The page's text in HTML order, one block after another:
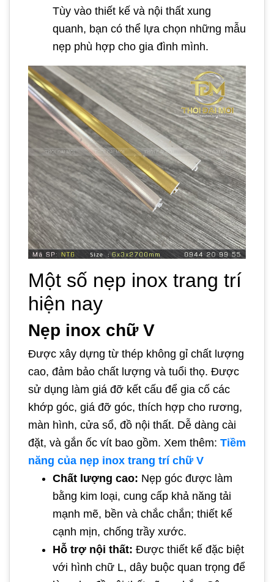
Tùy vào thiết kế và nội thất xung
quanh, bạn có thể lựa chọn những mẫu
nẹp phù hợp cho gia đình mình.
Một số nẹp inox trang trí
hiện nay
Nẹp inox chữ V
Được xây dựng từ thép không gỉ chất lượng
cao, đảm bảo chất lượng và tuổi thọ. Được
sử dụng làm giá đỡ kết cấu để gia cố các
khớp góc, giá đỡ góc, thích hợp cho rương,
màn hình, cửa sổ, đồ nội thất. Dễ dàng cài
đặt, và gắn ốc vít bao gồm. Xem thêm: Tiềm
năng của nẹp inox trang trí chữ V
Chất lượng cao: Nẹp góc được làm
bằng kim loại, cung cấp khả năng tải
mạnh mẽ, bền và chắc chắn; thiết kế
cạnh mịn, chống trầy xước.
Hỗ trợ nội thất: Được thiết kế đặc biệt
với hình chữ L, dây buộc quan trọng để